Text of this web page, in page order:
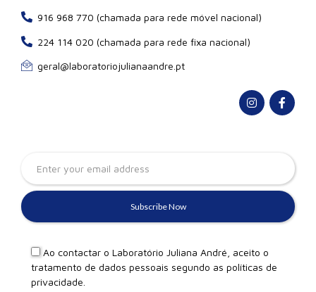
916 968 770 (chamada para rede móvel nacional)
224 114 020 (chamada para rede fixa nacional)
geral@laboratoriojulianaandre.pt
Ao contactar o Laboratório Juliana André, aceito o
tratamento de dados pessoais segundo as políticas de
privacidade